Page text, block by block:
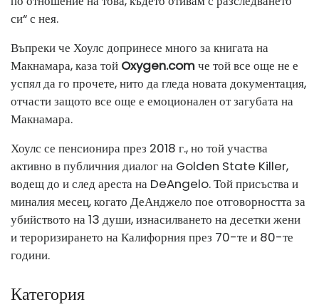
си“ с нея.
Въпреки че Хоулс допринесе много за книгата на
Макнамара, каза той Oxygen.comче той все още не е
успял да го прочете, нито да гледа новата документация,
отчасти защото все още е емоционален от загубата на
Макнамара.
Хоулс се пенсионира през 2018 г., но той участва
активно в публичния диалог на Golden State Killer,
водещ до и след ареста на DeAngelo. Той присъства и
миналия месец, когато ДеАнджело пое отговорността за
убийството на 13 души, изнасилването на десетки жени
и тероризирането на Калифорния през 70-те и 80-те
години.
Категория